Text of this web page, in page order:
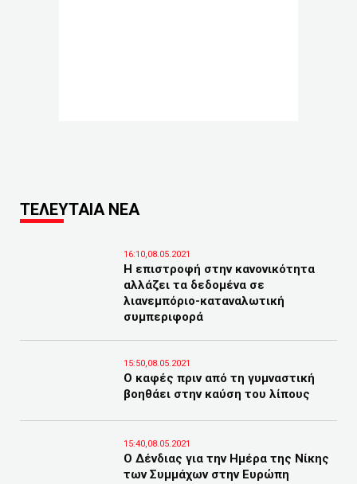
ΤΕΛΕΥΤΑΙΑ ΝΕΑ
16:10,08.05.2021
Η επιστροφή στην κανονικότητα
αλλάζει τα δεδομένα σε
λιανεμπόριο-καταναλωτική
συμπεριφορά
15:50,08.05.2021
Ο καφές πριν από τη γυμναστική
βοηθάει στην καύση του λίπους
15:40,08.05.2021
Ο Δένδιας για την Ημέρα της Νίκης
των Συμμάχων στην Ευρώπη